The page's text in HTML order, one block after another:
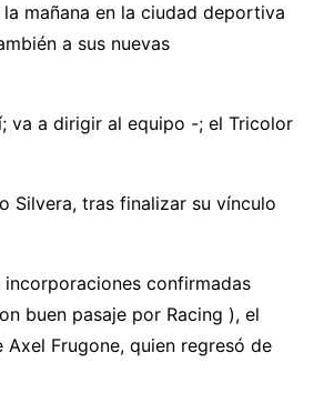
mañana en la ciudad deportiva
a sus nuevas
va a dirigir al equipo -; el Tricolor
Silvera, tras finalizar su vínculo
confirmadas
buen pasaje por Racing ), el
Frugone, quien regresó de